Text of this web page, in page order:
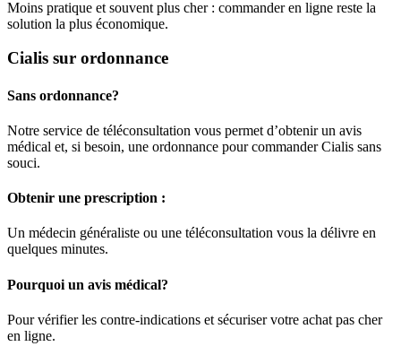
Moins pratique et souvent plus cher : commander en ligne reste la
solution la plus économique.
Cialis sur ordonnance
Sans ordonnance?
Notre service de téléconsultation vous permet d’obtenir un avis
médical et, si besoin, une ordonnance pour commander Cialis sans
souci.
Obtenir une prescription :
Un médecin généraliste ou une téléconsultation vous la délivre en
quelques minutes.
Pourquoi un avis médical?
Pour vérifier les contre-indications et sécuriser votre achat pas cher
en ligne.